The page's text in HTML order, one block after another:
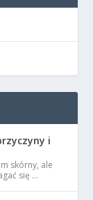
i
skórny, ale
się …